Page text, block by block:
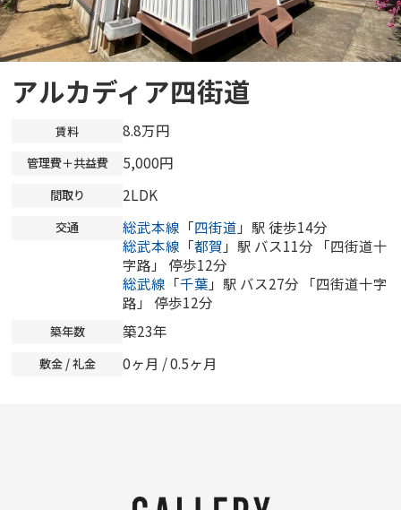
アルカディア四街道
賃料 8.8万円
管理費＋共益費 5,000円
間取り 2LDK
交通 総武本線 「四街道 」駅 徒歩14分
総武本線 「都賀 」駅 バス11分 「四街道十
字路」 停歩12分
総武線 「千葉 」駅 バス27分 「四街道十字
路」 停歩12分
築年数 築23年
敷金 / 礼金 0ヶ月 / 0.5ヶ月